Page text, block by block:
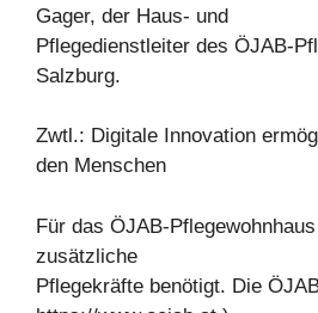
Gager, der Haus- und
Pflegedienstleiter des ÖJAB-
Salzburg.
Zwtl.: Digitale Innovation
den Menschen
Für das ÖJAB-
zusätzliche
Pflegekräfte benötigt. Die